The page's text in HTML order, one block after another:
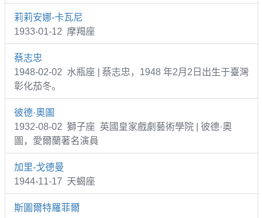
莉莉安娜-卡瓦尼
1933-01-12 摩羯座
蔡志忠
1948-02-02 水瓶座 | 蔡志忠，1948 年2月2日出生于臺灣
彰化茄冬。
彼德·奧圖
1932-08-02 獅子座 英國皇家戲劇藝術學院 | 彼德·奧
圖，愛爾蘭著名演員
加里-戈德曼
1944-11-17 天蝎座
斯圖爾特羅菲爾